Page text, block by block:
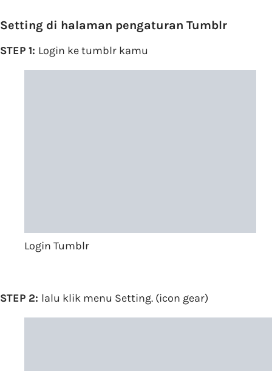
Setting di halaman pengaturan Tumblr
STEP 1: Login ke tumblr kamu
Login Tumblr
STEP 2: lalu klik menu Setting. (icon gear)